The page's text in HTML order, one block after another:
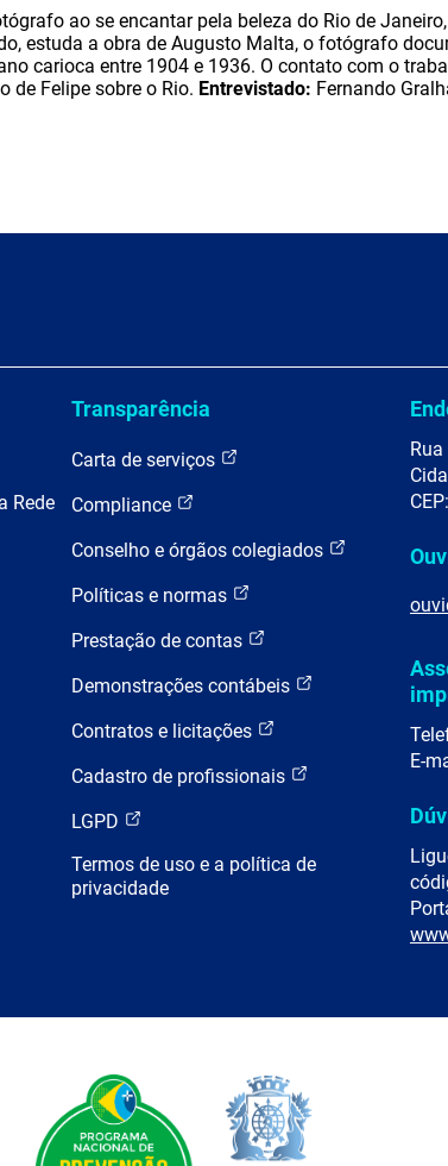
ao se encantar pela beleza do Rio de
estuda a obra de Augusto Malta, o fotógrafo
carioca entre 1904 e 1936. O contato com o
de Felipe sobre o Rio. Entrevistado: Fernando
Rede
Transparência
Carta de serviços
Compliance
Conselho e órgãos colegiados
Políticas e normas
Prestação de contas
Demonstrações contábeis
Contratos e licitações
Cadastro de profissionais
LGPD
Termos de uso e a política de
privacidade
E-